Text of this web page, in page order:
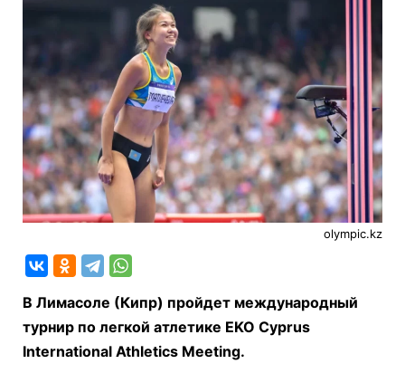
olympic.kz
В Лимасоле (Кипр) пройдет международный
турнир по легкой атлетике EKO Cyprus
International Athletics Meeting.